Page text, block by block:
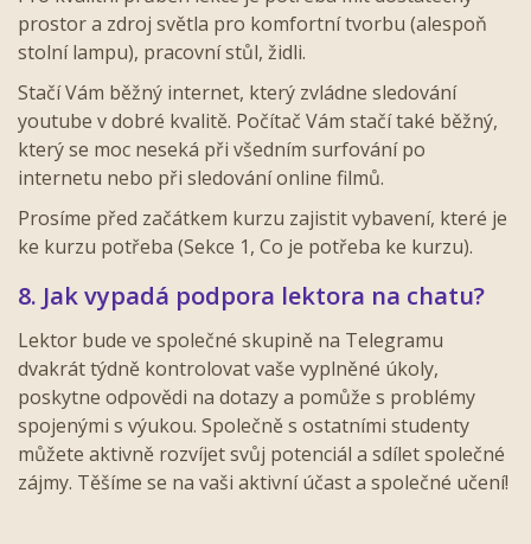
prostor a zdroj světla pro komfortní tvorbu (alespoň
stolní lampu), pracovní stůl, židli.
Stačí Vám běžný internet, který zvládne sledování
youtube v dobré kvalitě. Počítač Vám stačí také běžný,
který se moc neseká při všedním surfování po
internetu nebo při sledování online filmů.
Prosíme před začátkem kurzu zajistit vybavení, které je
ke kurzu potřeba (Sekce 1, Co je potřeba ke kurzu).
8. Jak vypadá podpora lektora na chatu?
Lektor bude ve společné skupině na Telegramu
dvakrát týdně kontrolovat vaše vyplněné úkoly,
poskytne odpovědi na dotazy a pomůže s problémy
spojenými s výukou. Společně s ostatními studenty
můžete aktivně rozvíjet svůj potenciál a sdílet společné
zájmy. Těšíme se na vaši aktivní účast a společné učení!